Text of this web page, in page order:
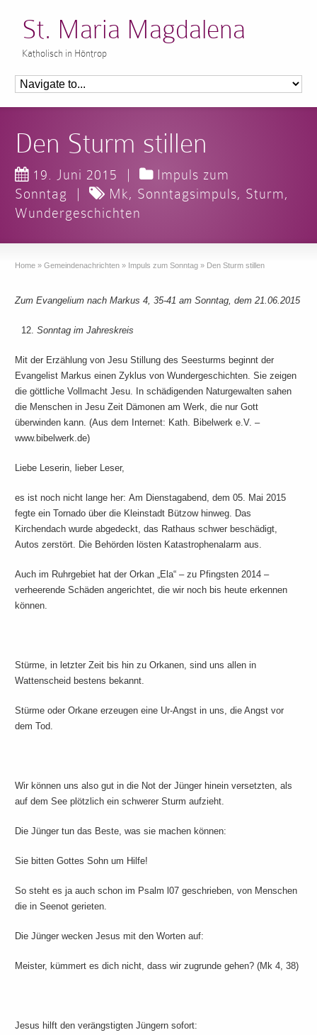
St. Maria Magdalena
Katholisch in Höntrop
Den Sturm stillen
19. Juni 2015 |
Impuls zum
Sonntag
| Mk, Sonntagsimpuls, Sturm,
Wundergeschichten
Home » Gemeindenachrichten » Impuls zum Sonntag » Den Sturm stillen
Zum Evangelium nach Markus 4, 35-41 am Sonntag, dem 21.06.2015
Sonntag im Jahreskreis
Mit der Erzählung von Jesu Stillung des Seesturms beginnt der
Evangelist Markus einen Zyklus von Wundergeschichten. Sie zeigen
die göttliche Vollmacht Jesu. In schädigenden Naturgewalten sahen
die Menschen in Jesu Zeit Dämonen am Werk, die nur Gott
überwinden kann. (Aus dem Internet: Kath. Bibelwerk e.V. –
www.bibelwerk.de)
Liebe Leserin, lieber Leser,
es ist noch nicht lange her: Am Dienstagabend, dem 05. Mai 2015
fegte ein Tornado über die Kleinstadt Bützow hinweg. Das
Kirchendach wurde abgedeckt, das Rathaus schwer beschädigt,
Autos zerstört. Die Behörden lösten Katastrophenalarm aus.
Auch im Ruhrgebiet hat der Orkan „Ela“ – zu Pfingsten 2014 –
verheerende Schäden angerichtet, die wir noch bis heute erkennen
können.
Stürme, in letzter Zeit bis hin zu Orkanen, sind uns allen in
Wattenscheid bestens bekannt.
Stürme oder Orkane erzeugen eine Ur-Angst in uns, die Angst vor
dem Tod.
Wir können uns also gut in die Not der Jünger hinein versetzten, als
auf dem See plötzlich ein schwerer Sturm aufzieht.
Die Jünger tun das Beste, was sie machen können:
Sie bitten Gottes Sohn um Hilfe!
So steht es ja auch schon im Psalm l07 geschrieben, von Menschen
die in Seenot gerieten.
Die Jünger wecken Jesus mit den Worten auf:
Meister, kümmert es dich nicht, dass wir zugrunde gehen? (Mk 4, 38)
Jesus hilft den verängstigten Jüngern sofort: